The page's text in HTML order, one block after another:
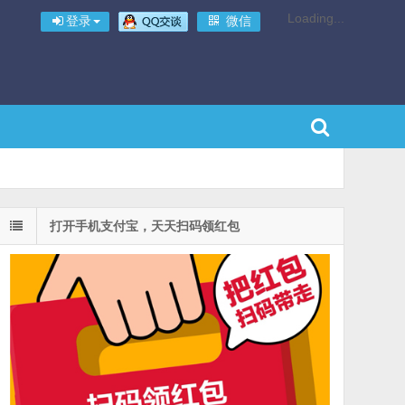
登录 微信 Loading...
打开手机支付宝，天天扫码领红包